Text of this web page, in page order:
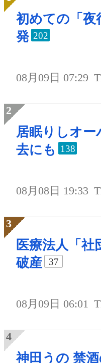
初めての「夜
発 202
08月09日 07:29
居眠りしオー
去にも
138
08月08日 19:33
医療法人「社
破産
37
08月09日 06:01
神田うの 禁